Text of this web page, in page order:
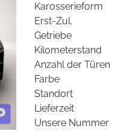
Karosserieform
Erst-Zul.
Getriebe
Kilometerstand
Anzahl der Türen
Farbe
Standort
Lieferzeit
Unsere Nummer